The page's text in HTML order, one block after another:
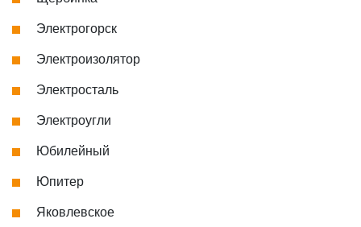
Электрогорск
Электроизолятор
Электросталь
Электроугли
Юбилейный
Юпитер
Яковлевское